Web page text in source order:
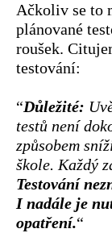
Ačkoliv se to
plánované
roušek.
testování:
“Důležité:
testů není
způsobem
škole. Každý
Testování
I nadále je
opatření.“